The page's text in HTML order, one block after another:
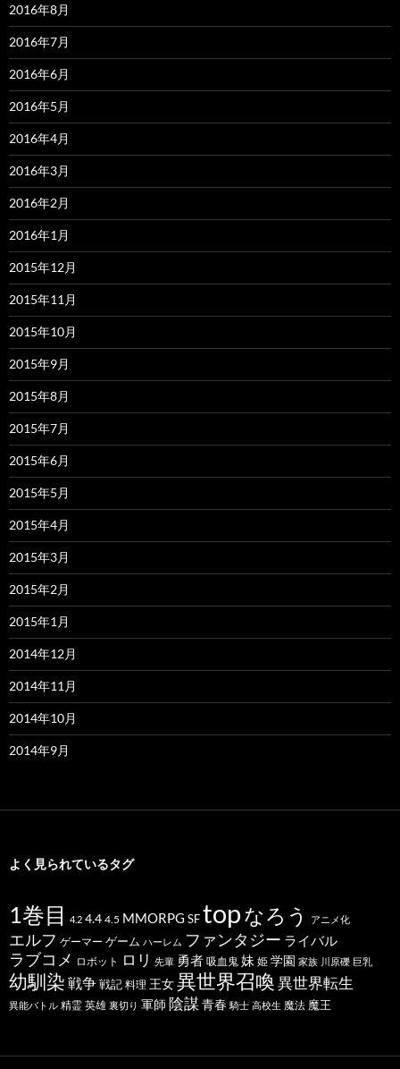
2016年8月
2016年7月
2016年6月
2016年5月
2016年4月
2016年3月
2016年2月
2016年1月
2015年12月
2015年11月
2015年10月
2015年9月
2015年8月
2015年7月
2015年6月
2015年5月
2015年4月
2015年3月
2015年2月
2015年1月
2014年12月
2014年11月
2014年10月
2014年9月
よく見られているタグ
1巻目 4.2 4.4 4.5 MMORPG SFtopなろう アニメ化
エルフ ゲーマー ゲーム ハーレム ファンタジー ライバル
ラブコメ ロボット ロリ 先輩 勇者 吸血鬼 妹 姫 学園 家族 川原礫 巨乳
幼馴染 戦争戦記 料理 王女異世界召喚異世界転生
異能バトル 精霊 英雄 裏切り 軍師 陰謀青春 騎士 高校生 魔法 魔王